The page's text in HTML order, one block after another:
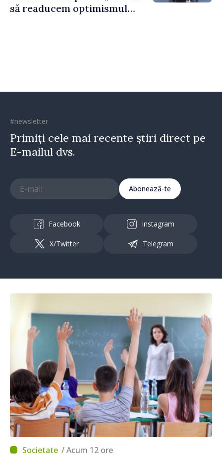
să readucem optimismul
#newsletter
Primiți cele mai recente știri direct pe
E-mailul dvs.
Abonează-te
Facebook Instagram
X/Twitter Telegram
/ Acum 12 ore